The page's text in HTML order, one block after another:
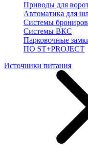
Приводы для
Автоматика для
Системы
Системы ВКС
Парковочные
ПО ST+PROJECT
Источники питания